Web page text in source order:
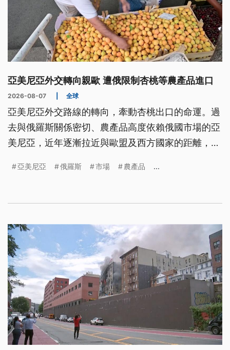
亞美尼亞外交轉向親歐 遭俄限制杏桃等農產品進口
2026-08-07 全球
亞美尼亞外交路線的轉向，牽動杏桃出口的命運。過
去與俄羅斯關係密切、農產品高度依賴俄國市場的亞
美尼亞，近年逐漸拉近與歐盟及西方國家的距離，莫
進口限制。這讓果農面臨出口受阻的困境，他們也開
場的依賴。
亞美尼亞 俄羅斯 市場 農產品 ...